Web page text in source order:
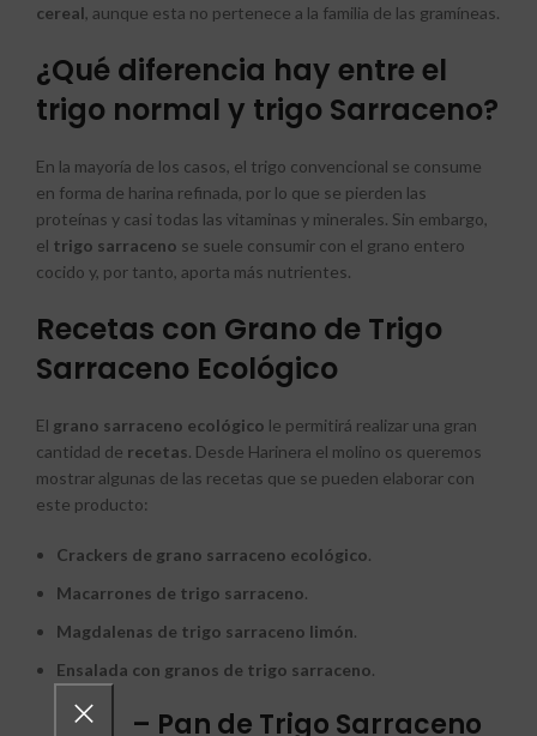
cereal, aunque esta no pertenece a la familia de las gramíneas.
¿Qué diferencia hay entre el
trigo normal y trigo Sarraceno?
En la mayoría de los casos, el trigo convencional se consume
en forma de harina refinada, por lo que se pierden las
proteínas y casi todas las vitaminas y minerales. Sin embargo,
el trigo sarraceno se suele consumir con el grano entero
cocido y, por tanto, aporta más nutrientes.
Recetas con Grano de Trigo
Sarraceno Ecológico
El grano sarraceno ecológico le permitirá realizar una gran
cantidad de recetas. Desde Harinera el molino os queremos
mostrar algunas de las recetas que se pueden elaborar con
este producto:
Crackers de grano sarraceno ecológico.
Macarrones de trigo sarraceno.
Magdalenas de trigo sarraceno limón.
Ensalada con granos de trigo sarraceno.
– Pan de Trigo Sarraceno